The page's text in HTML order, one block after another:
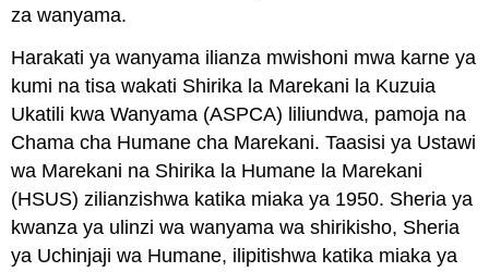
za wanyama.
Harakati ya wanyama ilianza mwishoni mwa karne ya
kumi na tisa wakati Shirika la Marekani la Kuzuia
Ukatili kwa Wanyama (ASPCA) liliundwa, pamoja na
Chama cha Humane cha Marekani. Taasisi ya Ustawi
wa Marekani na Shirika la Humane la Marekani
(HSUS) zilianzishwa katika miaka ya 1950. Sheria ya
kwanza ya ulinzi wa wanyama wa shirikisho, Sheria
ya Uchinjaji wa Humane, ilipitishwa katika miaka ya